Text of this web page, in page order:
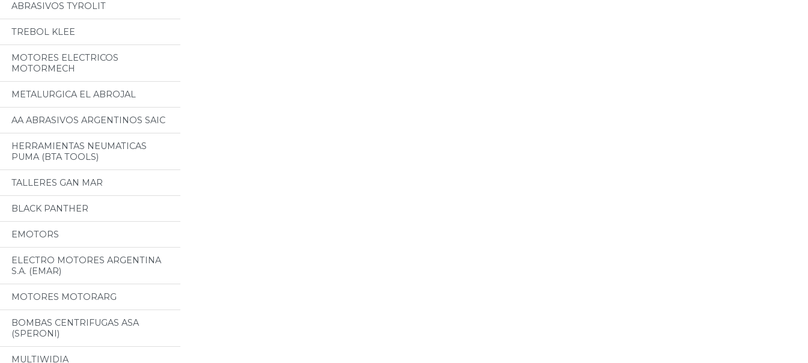
ABRASIVOS TYROLIT
TREBOL KLEE
MOTORES ELECTRICOS
MOTORMECH
METALURGICA EL ABROJAL
AA ABRASIVOS ARGENTINOS SAIC
HERRAMIENTAS NEUMATICAS
PUMA (BTA TOOLS)
TALLERES GAN MAR
BLACK PANTHER
EMOTORS
ELECTRO MOTORES ARGENTINA
S.A. (EMAR)
MOTORES MOTORARG
BOMBAS CENTRIFUGAS ASA
(SPERONI)
MULTIWIDIA